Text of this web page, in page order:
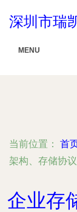
深圳市瑞
MENU
当前位置： 首
架构、存储协
企业存